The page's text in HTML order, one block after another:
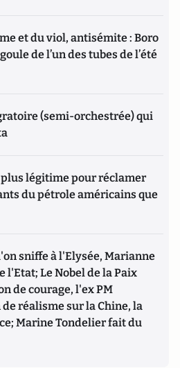
et du viol, antisémite : Boro
de l’un des tubes de l’été
(semi-orchestrée) qui
légitime pour réclamer
du pétrole américains que
sniffe à l'Elysée, Marianne
l'Etat; Le Nobel de la Paix
de courage, l'ex PM
réalisme sur la Chine, la
Marine Tondelier fait du